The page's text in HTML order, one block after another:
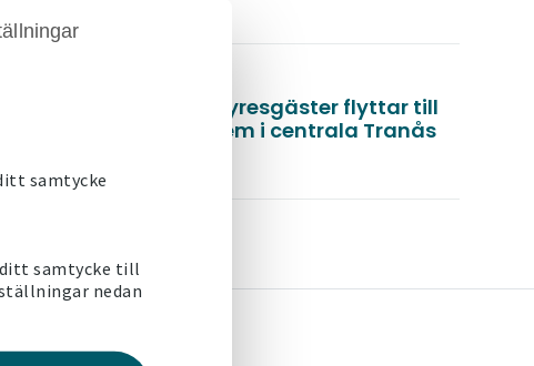
samtycke
samtycke till
nedan
Tre lokalhyresgäster flyttar till
Victoriahem i centrala Tranås